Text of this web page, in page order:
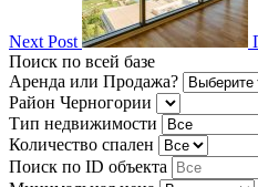
Next Post
Поиск по всей базе
Аренда или Продажа?
Район Черногории
Тип недвижимости
Количество спален
Поиск по ID объекта